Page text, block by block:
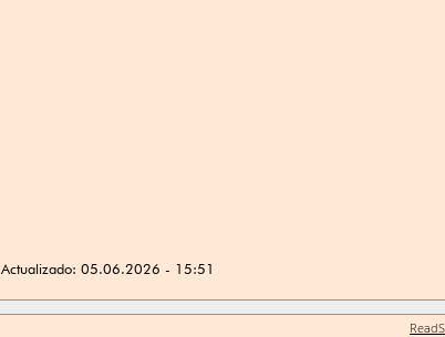
Actualizado: 05.06.2026 - 15:51